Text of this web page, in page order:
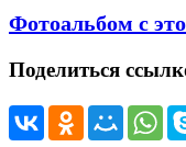
Фотоальбом с
Поделиться